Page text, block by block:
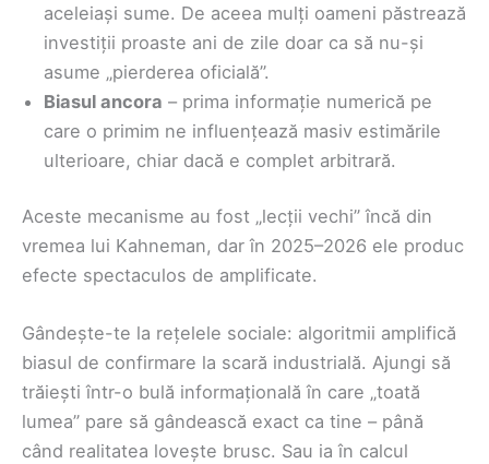
aceleiași sume. De aceea mulți oameni păstrează
investiții proaste ani de zile doar ca să nu-și
asume „pierderea oficială”.
Biasul ancora – prima informație numerică pe
care o primim ne influențează masiv estimările
ulterioare, chiar dacă e complet arbitrară.
Aceste mecanisme au fost „lecții vechi” încă din
vremea lui Kahneman, dar în 2025–2026 ele produc
efecte spectaculos de amplificate.
Gândește-te la rețelele sociale: algoritmii amplifică
biasul de confirmare la scară industrială. Ajungi să
trăiești într-o bulă informațională în care „toată
lumea” pare să gândească exact ca tine – până
când realitatea lovește brusc. Sau ia în calcul